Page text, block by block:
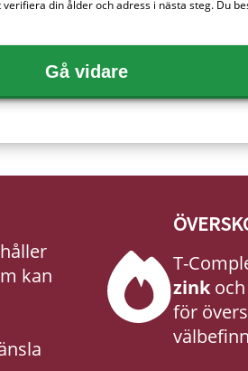
din ålder och adress i nästa steg. Du
Gå vidare
kan
T-
zink
för